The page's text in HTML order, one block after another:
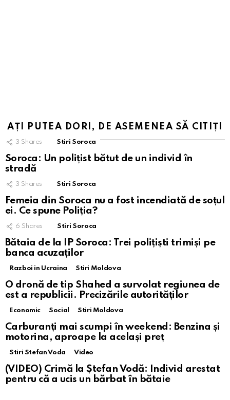
AȚI PUTEA DORI, DE ASEMENEA SĂ CITIȚI
3 Shares Stiri Soroca
Soroca: Un polițist bătut de un individ în
stradă
3 Shares Stiri Soroca
Femeia din Soroca nu a fost incendiată de soțul
ei. Ce spune Poliția?
6 Shares Stiri Soroca
Bătaia de la IP Soroca: Trei polițiști trimiși pe
banca acuzaților
Razboi in Ucraina Stiri Moldova
O dronă de tip Shahed a survolat regiunea de
est a republicii. Precizările autorităților
Economic Social Stiri Moldova
Carburanți mai scumpi în weekend: Benzina și
motorina, aproape la același preț
Stiri Stefan Voda Video
(VIDEO) Crimă la Ștefan Vodă: Individ arestat
pentru că a ucis un bărbat în bătaie